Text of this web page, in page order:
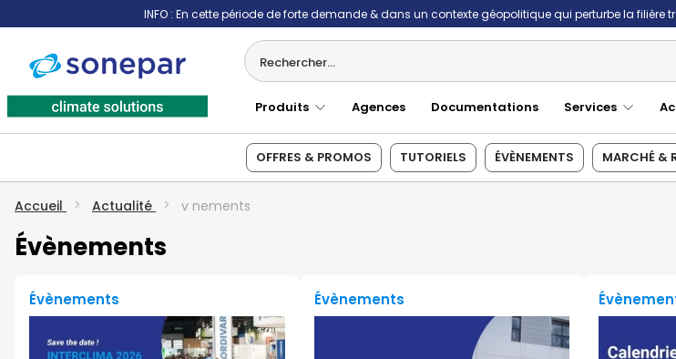
INFO : En cette période de forte demande & dans un contexte géopolitique qui perturbe la
Produits Agences Documentations Services
OFFRES & PROMOS TUTORIELS ÉVÈNEMENTS MARCHÉ &
Accueil Actualité v nements
Évènements
Évènements Évènements